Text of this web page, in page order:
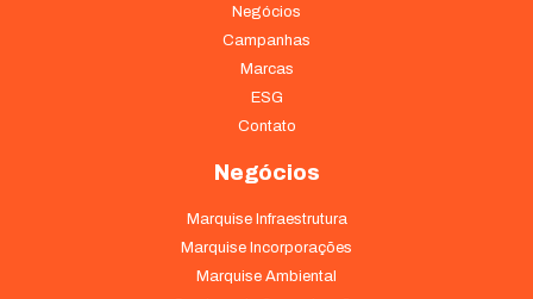
Negócios
Campanhas
Marcas
ESG
Contato
Negócios
Marquise Infraestrutura
Marquise Incorporações
Marquise Ambiental